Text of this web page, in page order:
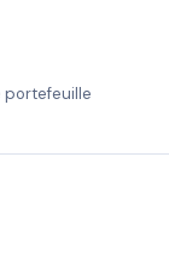
portefeuille